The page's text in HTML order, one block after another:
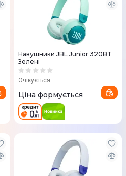
Навушники JBL Junior 320BT
Зелені
Очікується
Ціна формується